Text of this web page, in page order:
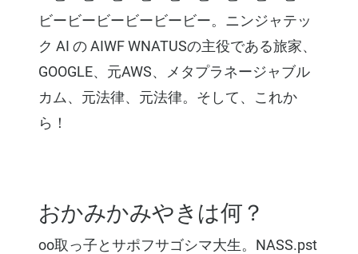
ビービービービービービー。ニンジャテッ
ク AI の AIWF WNATUSの主役である旅家、
GOOGLE、元AWS、メタプラネージャブル
カム、元法律、元法律。そして、これか
ら！
おかみかみやきは何？
oo取っ子とサポフサゴシマ大生。NASS.pst